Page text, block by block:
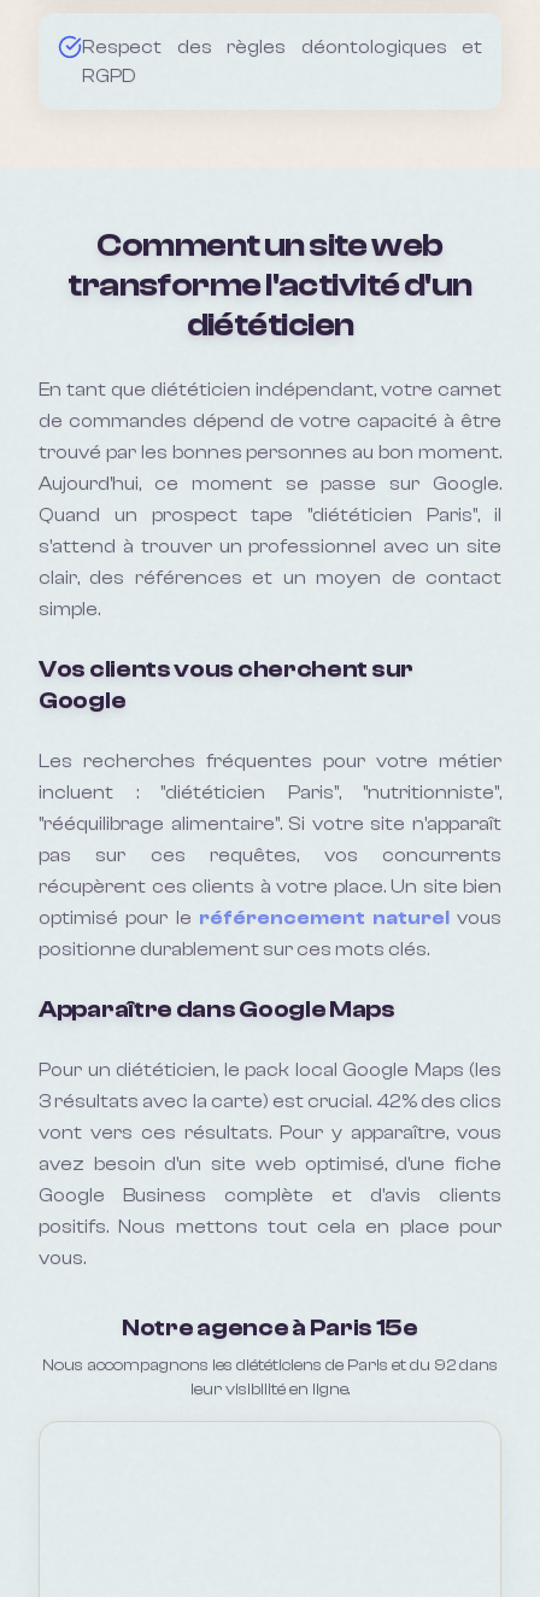
Respect des règles déontologiques et
RGPD
Comment un site web
transforme l'activité d'un
diététicien
En tant que diététicien indépendant, votre carnet
de commandes dépend de votre capacité à être
trouvé par les bonnes personnes au bon moment.
Aujourd'hui, ce moment se passe sur Google.
Quand un prospect tape "diététicien Paris", il
s'attend à trouver un professionnel avec un site
clair, des références et un moyen de contact
simple.
Vos clients vous cherchent sur
Google
Les recherches fréquentes pour votre métier
incluent : "diététicien Paris", "nutritionniste",
"rééquilibrage alimentaire". Si votre site n'apparaît
pas sur ces requêtes, vos concurrents
récupèrent ces clients à votre place. Un site bien
optimisé pour le référencement naturelvous
positionne durablement sur ces mots clés.
Apparaître dans Google Maps
Pour un diététicien, le pack local Google Maps (les
3 résultats avec la carte) est crucial. 42% des clics
vont vers ces résultats. Pour y apparaître, vous
avez besoin d'un site web optimisé, d'une fiche
Google Business complète et d'avis clients
positifs. Nous mettons tout cela en place pour
vous.
Notre agence à Paris 15e
Nous accompagnons les diététiciens de Paris et du 92 dans
leur visibilité en ligne.